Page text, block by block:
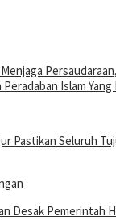
Islam
Pastikan Seluruh
Desak Pemerintah